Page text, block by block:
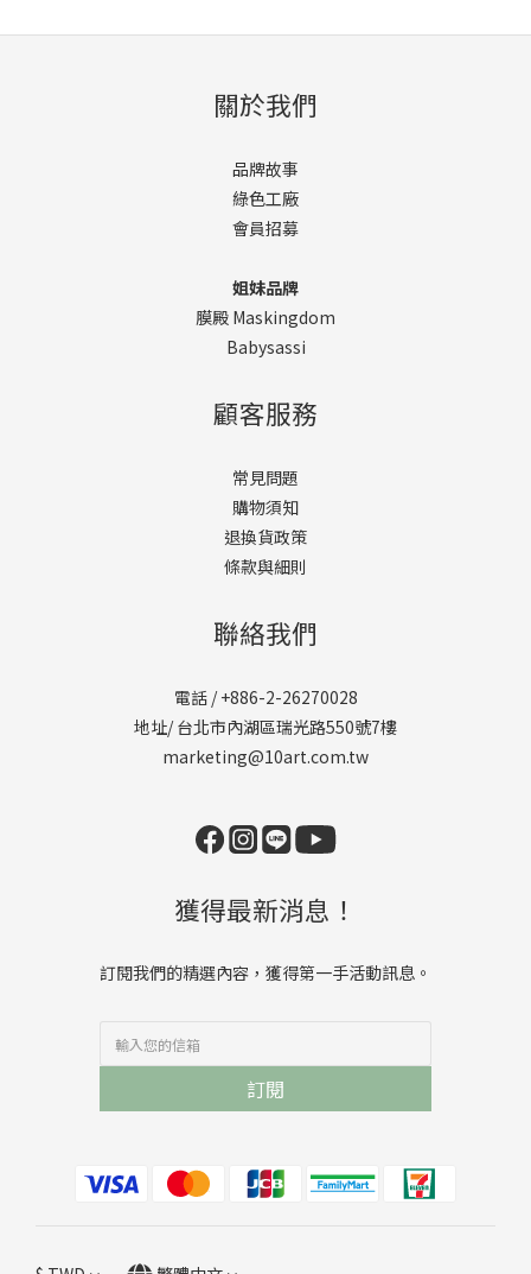
關於我們
品牌故事
綠色工廠
會員招募
姐妹品牌
膜殿 Maskingdom
Babysassi
顧客服務
常見問題
購物須知
退換貨政策
條款與細則
聯絡我們
電話 / +886-2-26270028
地址/ 台北市內湖區瑞光路550號7樓
marketing@10art.com.tw
獲得最新消息！
訂閱我們的精選內容，獲得第一手活動訊息。
訂閱